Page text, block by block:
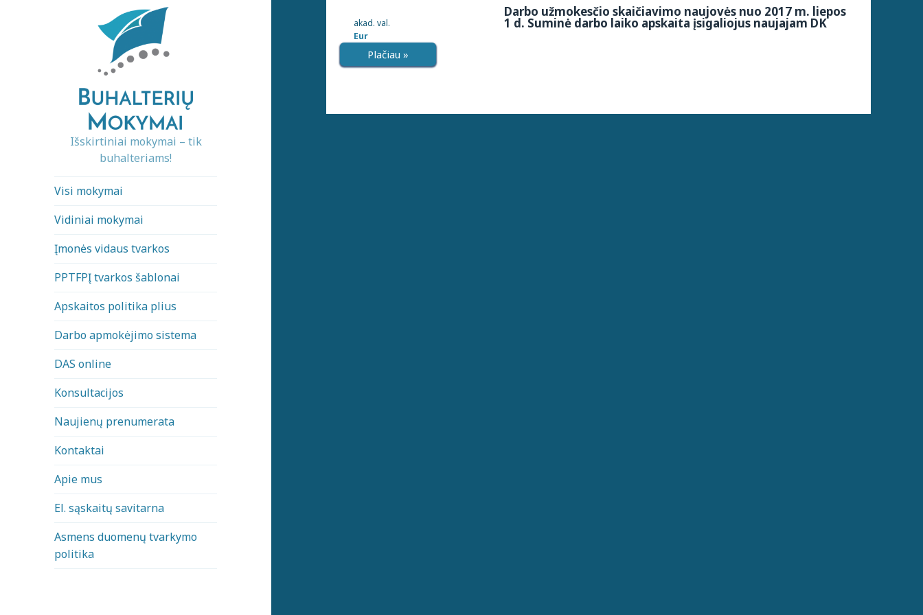
Išskirtiniai mokymai – tik
buhalteriams!
Visi mokymai
Vidiniai mokymai
Įmonės vidaus tvarkos
PPTFPĮ tvarkos šablonai
Apskaitos politika plius
Darbo apmokėjimo sistema
DAS online
Konsultacijos
Naujienų prenumerata
Kontaktai
Apie mus
El. sąskaitų savitarna
Asmens duomenų tvarkymo
politika
Darbo užmokesčio skaičiavimo naujovės nuo 2017 m. liepos
1 d. Suminė darbo laiko apskaita įsigaliojus naujajam DK
akad. val.
Eur
Plačiau »